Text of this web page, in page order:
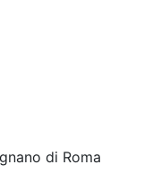
di Roma